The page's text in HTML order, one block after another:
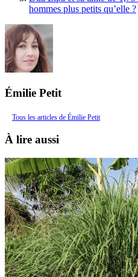
hommes plus petits qu’elle ?
Émilie Petit
Tous les articles de Émilie Petit
À lire aussi